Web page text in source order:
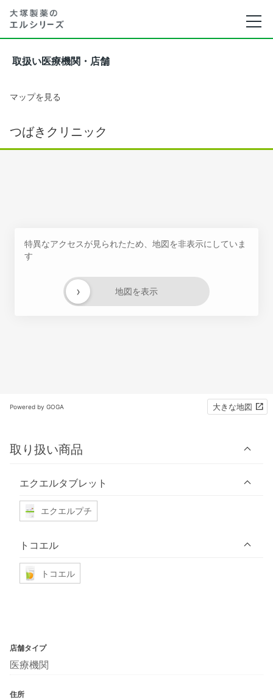
取扱い医療機関・店舗
マップを見る
つばきクリニック
特異なアクセスが見られたため、地図を非表示にしていま
す
地図を表示
›
Powered by GOGA 大きな地図
取り扱い商品
エクエルタブレット
エクエルプチ
トコエル
トコエル
店舗タイプ
医療機関
住所